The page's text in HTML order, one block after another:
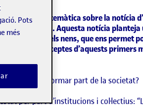
la temàtica sobre la notícia d’
tres años «. Aquesta notícia planteja
les nenes i els nens, que ens permet
conceptes d’aquests primers
permetran formar part de la societat?
per part d’institucions i col·lectius:
Pots
més